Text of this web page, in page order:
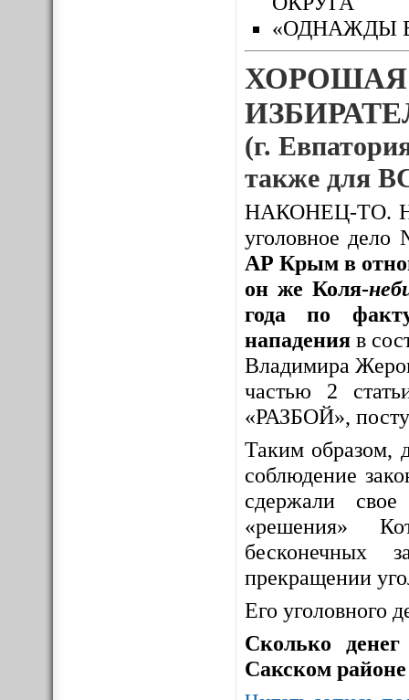
«ОДНАЖДЫ
ХОРОШАЯ
(г.
также для
НАКОНЕЦ-ТО.
уголовное
АР Крым в
он же Коля-
года по
нападенияв
Владимира
частью 2
«РАЗБОЙ»,
Таким образом,
соблюдение
сдержали
«решения»
бесконечных
прекращении
Его уголовного
Сколько
Сакском